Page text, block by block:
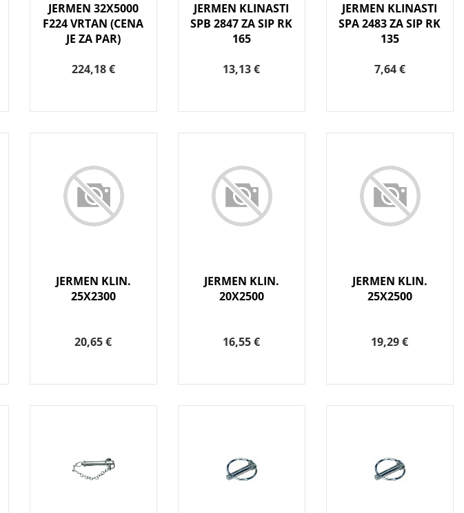
JERMEN 32X5000
F224 VRTAN (CENA
JE ZA PAR)
224,18 €
JERMEN KLINASTI
SPB 2847 ZA SIP RK
165
13,13 €
JERMEN KLINASTI
SPA 2483 ZA SIP RK
135
7,64 €
JERMEN KLIN.
25X2300
20,65 €
JERMEN KLIN.
20X2500
16,55 €
JERMEN KLIN.
25X2500
19,29 €